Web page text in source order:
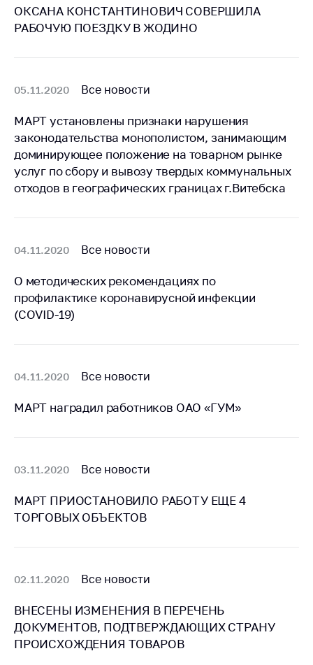
Ценовая политика
Антимонопольное
Торговля и услуги
Регулирование и
контроль закупок
Защита прав
потребителей
Регулирование
Международное
Применение мер
нетарифного
регулирования
деятельность в
Беларусь
данных
Новости
линия
Горячая линия
ОКСАНА КОНСТАНТИНОВИЧ СОВЕРШИЛА
РАБОЧУЮ ПОЕЗДКУ В ЖОДИНО
05.11.2020 Все новости
МАРТ установлены признаки нарушения
законодательства монополистом, занимающим
доминирующее положение на товарном рынке
услуг по сбору и вывозу твердых коммунальных
отходов в географических границах г.Витебска
04.11.2020 Все новости
О методических рекомендациях по
профилактике коронавирусной инфекции
(COVID-19)
04.11.2020 Все новости
МАРТ наградил работников ОАО «ГУМ»
03.11.2020 Все новости
МАРТ ПРИОСТАНОВИЛО РАБОТУ ЕЩЕ 4
ТОРГОВЫХ ОБЪЕКТОВ
02.11.2020 Все новости
ВНЕСЕНЫ ИЗМЕНЕНИЯ В ПЕРЕЧЕНЬ
ДОКУМЕНТОВ, ПОДТВЕРЖДАЮЩИХ СТРАНУ
ПРОИСХОЖДЕНИЯ ТОВАРОВ